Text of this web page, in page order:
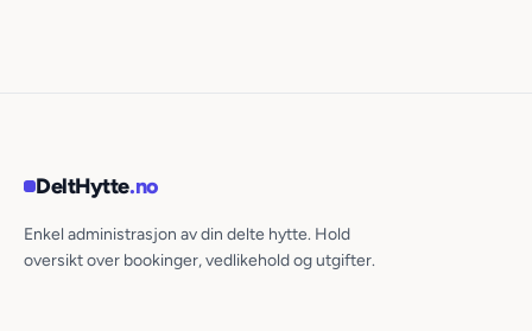
DeltHytte.no
Enkel administrasjon av din delte hytte. Hold
oversikt over bookinger, vedlikehold og utgifter.